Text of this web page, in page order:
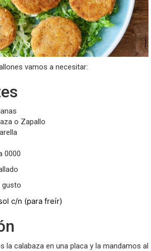
vamos a necesitar:
o Zapallo
0000
gusto
c/n (para freír)
la calabaza en una placa y la mandamos al